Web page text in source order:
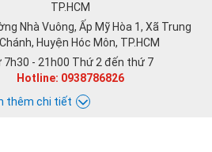
TP.HCM
Nhà Vuông, Ấp Mỹ Hòa 1, Xã Trung
Chánh, Huyện Hóc Môn, TP.HCM
7h30 - 21h00 Thứ 2 đến thứ 7
Hotline: 0938786826
thêm chi tiết